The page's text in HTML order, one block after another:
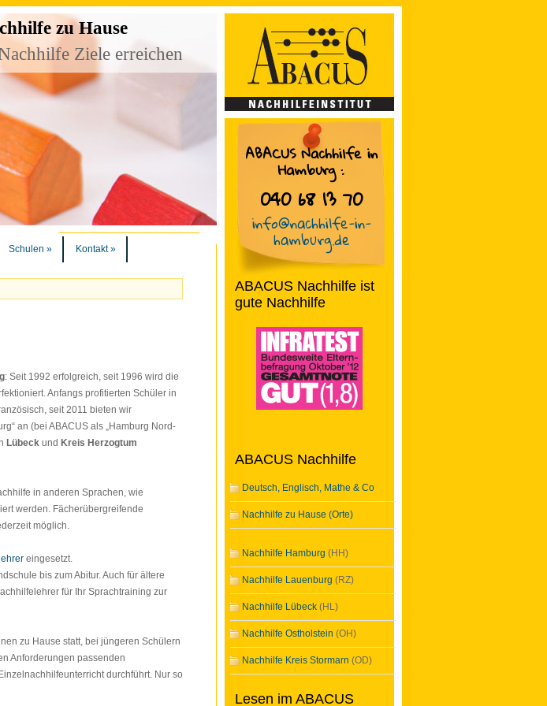
ABACUS Nachhilfe in
Hamburg:
040 68 13 70
info@nachhilfe-in-
hamburg.de
zu Hause
Ziele erreichen
Schulen » Kontakt»
: Seit 1992 erfolgreich, seit 1996 wird die
Anfangs profitierten Schüler in
seit 2011 bieten wir
an (bei ABACUS als „Hamburg Nord-
Lübeck und Kreis Herzogtum
in anderen Sprachen, wie
werden. Fächerübergreifende
möglich.
eingesetzt.
bis zum Abitur. Auch für ältere
für Ihr Sprachtraining zur
zu Hause statt, bei jüngeren Schülern
Anforderungen passenden
durchführt. Nur so
ABACUS Nachhilfe ist
gute Nachhilfe
ABACUS Nachhilfe
Deutsch, Englisch, Mathe & Co
Nachhilfe zu Hause (Orte)
Nachhilfe Hamburg (HH)
Nachhilfe Lauenburg (RZ)
Nachhilfe Lübeck (HL)
Nachhilfe Ostholstein (OH)
Nachhilfe Kreis Stormarn (OD)
Lesen im ABACUS